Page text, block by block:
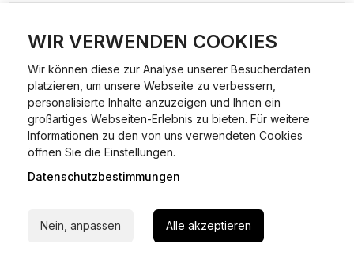
WIR VERWENDEN COOKIES
Wir können diese zur Analyse unserer Besucherdaten
platzieren, um unsere Webseite zu verbessern,
personalisierte Inhalte anzuzeigen und Ihnen ein
großartiges Webseiten-Erlebnis zu bieten. Für weitere
Informationen zu den von uns verwendeten Cookies
öffnen Sie die Einstellungen.
Datenschutzbestimmungen
Nein, anpassen Alle akzeptieren
Abmeldungen für Fahrzeuge mit Erstzulassung vor dem
Was ist Online Kfz-Zulassung?
Ein Internetverfahren, mit dem du Fahrzeuge anmelden,
ummelden oder abmelden kannst – inklusive Dateneingabe,
Dokumentprüfung und Bezahlung.
Welche Vorteile gibt es?
Zeitersparnis, flexible Durchführung, kein Besuch der
Behörde notwendig.
Welche Unterlagen werden benötigt?
Fahrzeugbrief, Fahrzeugschein, Ausweis oder Reisepass,
Versicherungsnachweis, falls erforderlich TÜV-Bericht.
Die Prozesse laufen über gesicherte Verbindungen mit